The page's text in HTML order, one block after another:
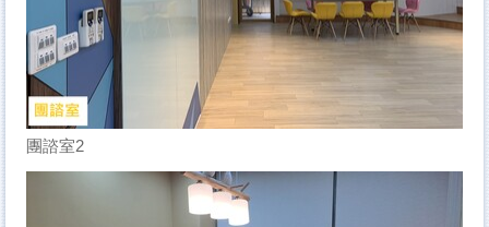
團諮室2